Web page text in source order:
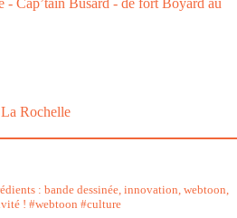
- Cap’tain Busard - de fort Boyard au
Rochelle
: bande dessinée, innovation, webtoon,
! #webtoon #culture